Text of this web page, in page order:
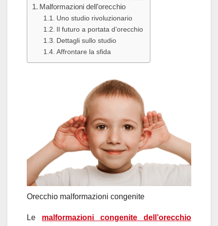
Malformazioni dell’orecchio
Uno studio rivoluzionario
Il futuro a portata d’orecchio
Dettagli sullo studio
Affrontare la sfida
Orecchio malformazioni congenite
Le malformazioni congenite dell’orecchio